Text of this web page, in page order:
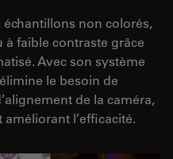
non colorés,
faible contraste grâce
Avec son système
le besoin de
de la caméra,
l’efficacité.